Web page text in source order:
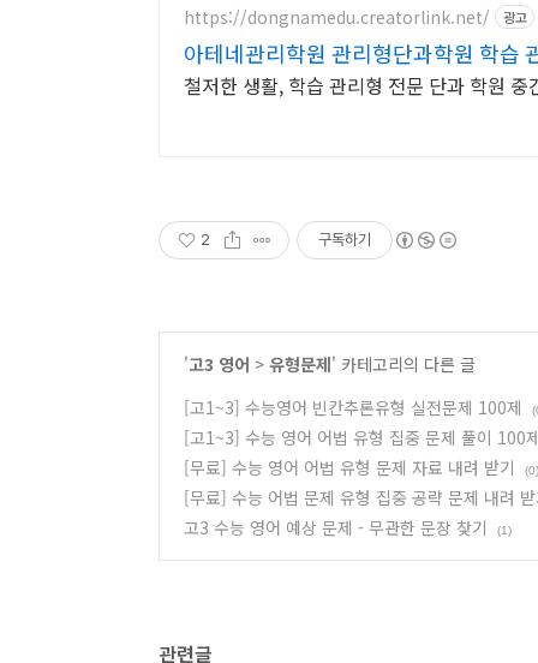
https://dongnamedu.creatorlink.net/ 광고
아테네관리학원 관리형단과학원 학습
철저한 생활, 학습 관리형 전문 단과 학원
2 구독하기
'고3 영어 > 유형문제' 카테고리의 다른 글
[고1~3] 수능영어 빈칸추론유형 실전문제 100제
[고1~3] 수능 영어 어법 유형 집중 문제 풀이 100
[무료] 수능 영어 어법 유형 문제 자료 내려 받기
(0)
[무료] 수능 어법 문제 유형 집중 공략 문제 내려
고3 수능 영어 예상 문제 - 무관한 문장 찾기
(1)
관련글